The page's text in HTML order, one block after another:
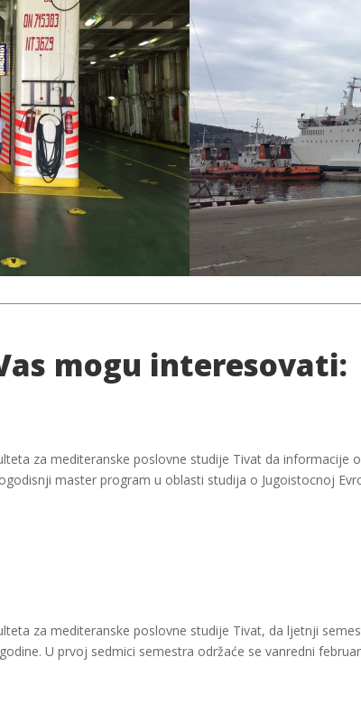
mogu interesovati:
za mediteranske poslovne studije Tivat da informacije
master program u oblasti studija o Jugoistocnoj
za mediteranske poslovne studije Tivat, da ljetnji
U prvoj sedmici semestra održaće se vanredni